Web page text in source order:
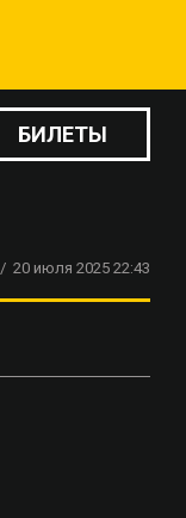
БИЛЕТЫ
20 июля 2025 22:43